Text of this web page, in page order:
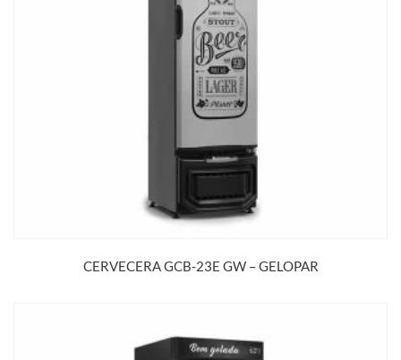
CERVECERA GCB-23E GW – GELOPAR